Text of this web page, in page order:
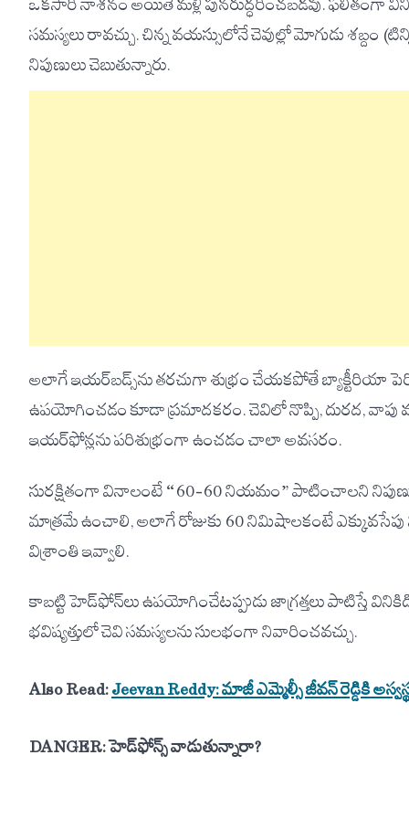
ఒకసారి నాశనం అయితే మళ్లీ పునరుద్ధరించబడవు. ఫలితంగా
సమస్యలు రావచ్చు. చిన్న వయస్సులోనే చెవుల్లో మోగుడు శబ్దం
నిపుణులు చెబుతున్నారు.
అలాగే ఇయర్‌బడ్స్‌ను తరచుగా శుభ్రం చేయకపోతే బ్యాక్టీరియా పెరిగి
ఉపయోగించడం కూడా ప్రమాదకరం. చెవిలో నొప్పి, దురద, వాపు
ఇయర్‌ఫోన్లను పరిశుభ్రంగా ఉంచడం చాలా అవసరం.
సురక్షితంగా వినాలంటే “60–60 నియమం” పాటించాలని
మాత్రమే ఉంచాలి, అలాగే రోజుకు 60 నిమిషాలకంటే ఎక్కువసేపు
విశ్రాంతి ఇవ్వాలి.
కాబట్టి హెడ్‌ఫోన్‌లు ఉపయోగించేటప్పుడు జాగ్రత్తలు పాటిస్తే
భవిష్యత్తులో చెవి సమస్యలను సులభంగా నివారించవచ్చు.
Also Read:Jeevan Reddy: మాజీ ఎమ్మెల్సీ జీవన్ రెడ్డికి
DANGER: హెడ్‌ఫోన్స్ వాడుతున్నారా?